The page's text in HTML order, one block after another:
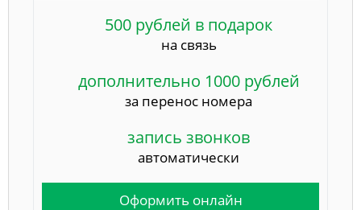
500 рублей в подарок
на связь
дополнительно 1000 рублей
за перенос номера
запись звонков
автоматически
Оформить онлайн